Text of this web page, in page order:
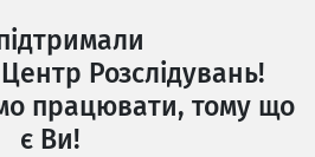
Розслідувань!
працювати, тому що
є Ви!